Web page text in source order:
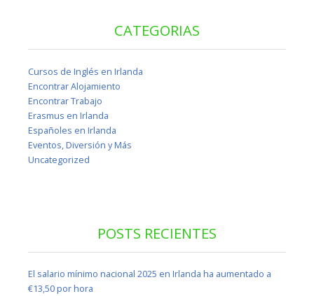
CATEGORIAS
Cursos de Inglés en Irlanda
Encontrar Alojamiento
Encontrar Trabajo
Erasmus en Irlanda
Españoles en Irlanda
Eventos, Diversión y Más
Uncategorized
POSTS RECIENTES
El salario mínimo nacional 2025 en Irlanda ha aumentado a
€13,50 por hora